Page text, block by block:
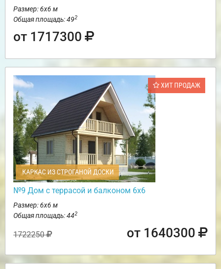
Размер: 6х6 м
Общая площадь: 492
от 1717300
ХИТ ПРОДАЖ
КАРКАС ИЗ СТРОГАНОЙ ДОСКИ
№9 Дом с террасой и балконом 6х6
Размер: 6х6 м
Общая площадь: 442
1722250 от 1640300